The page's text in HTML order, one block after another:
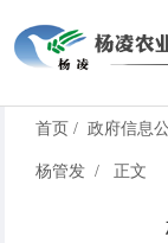
首页 / 政府信息
杨管发 / 正文